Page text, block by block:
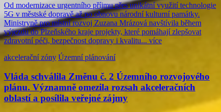
Od modernizace urgentního příjmu přes unikátní využití technologie
5G v městské dopravě až po obnovu národní kulturní památky.
Ministryně pro místní rozvoj Zuzana Mrázová navštívila během
výjezdu do Plzeňského kraje projekty, které pomáhají zlepšovat
zdravotní péči, bezpečnost dopravy i kvalitu... více
akcelerační zóny Územní plánování
Vláda schválila Změnu č. 2 Územního rozvojového
plánu. Významně omezila rozsah akceleračních
oblastí a posílila veřejné zájmy